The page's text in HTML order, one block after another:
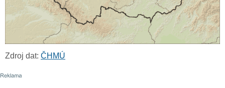
Zdroj dat: ČHMÚ